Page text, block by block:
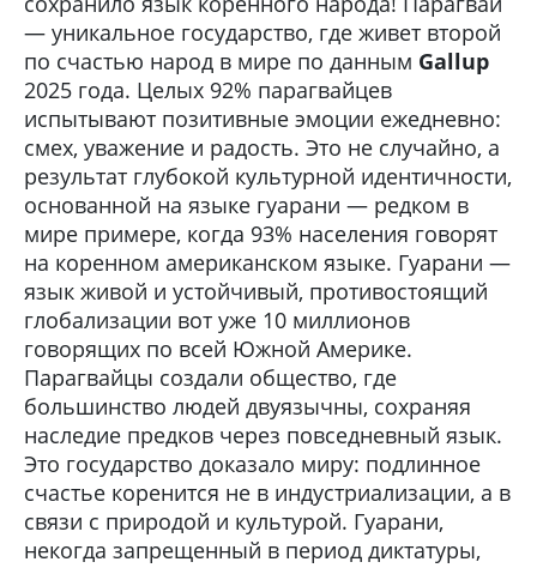
— уникальное государство, где живет второй
по счастью народ в мире по данным Gallup
2025 года. Целых 92% парагвайцев
испытывают позитивные эмоции ежедневно:
смех, уважение и радость. Это не случайно, а
результат глубокой культурной идентичности,
основанной на языке гуарани — редком в
мире примере, когда 93% населения говорят
на коренном американском языке. Гуарани —
язык живой и устойчивый, противостоящий
глобализации вот уже 10 миллионов
говорящих по всей Южной Америке.
Парагвайцы создали общество, где
большинство людей двуязычны, сохраняя
наследие предков через повседневный язык.
Это государство доказало миру: подлинное
счастье коренится не в индустриализации, а в
связи с природой и культурой. Гуарани,
некогда запрещенный в период диктатуры,